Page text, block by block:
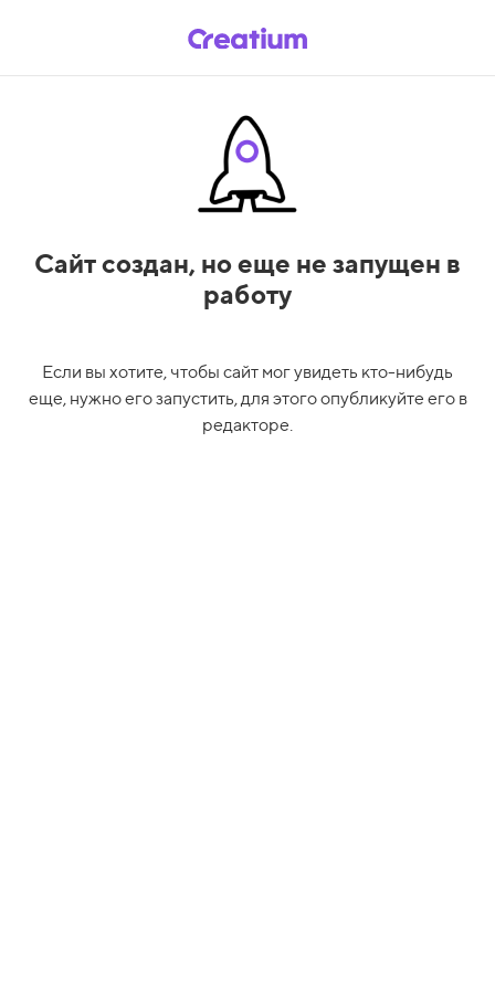
Сайт создан, но еще не запущен в
работу
Если вы хотите, чтобы сайт мог увидеть кто-нибудь
еще, нужно его запустить, для этого опубликуйте его в
редакторе.